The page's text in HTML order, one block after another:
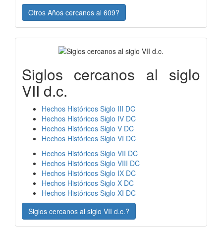
Otros Años cercanos al 609?
Siglos cercanos al siglo
VII d.c.
Hechos Históricos Siglo III DC
Hechos Históricos Siglo IV DC
Hechos Históricos Siglo V DC
Hechos Históricos Siglo VI DC
Hechos Históricos Siglo VII DC
Hechos Históricos Siglo VIII DC
Hechos Históricos Siglo IX DC
Hechos Históricos Siglo X DC
Hechos Históricos Siglo XI DC
Siglos cercanos al siglo VII d.c.?